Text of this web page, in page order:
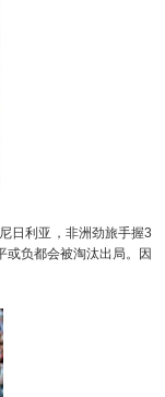
利亚，非洲劲旅手握3
或负都会被淘汰出局。因